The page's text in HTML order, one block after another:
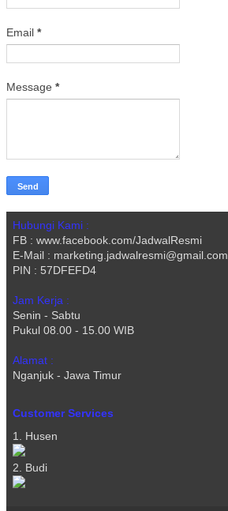
Email *
Message *
Hubungi Kami :
FB : www.facebook.com/JadwalResmi
E-Mail : marketing.jadwalresmi@gmail.com
PIN : 57DFEFD4
Jam Kerja :
Senin - Sabtu
Pukul 08.00 - 15.00 WIB
Alamat :
Nganjuk - Jawa Timur
Customer Services
1. Husen
2. Budi